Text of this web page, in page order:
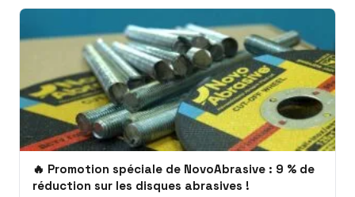
🔥 Promotion spéciale de NovoAbrasive : 9 % de
réduction sur les disques abrasives !